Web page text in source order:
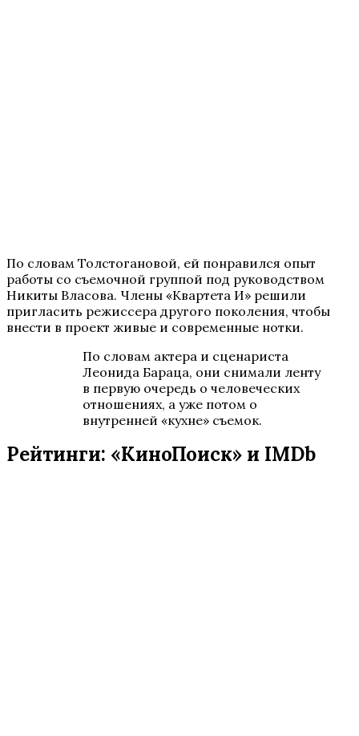
По словам Толстогановой, ей понравился опыт
работы со съемочной группой под руководством
Никиты Власова. Члены «Квартета И» решили
пригласить режиссера другого поколения, чтобы
внести в проект живые и современные нотки.
По словам актера и сценариста
Леонида Бараца, они снимали ленту
в первую очередь о человеческих
отношениях, а уже потом о
внутренней «кухне» съемок.
Рейтинги: «КиноПоиск» и IMDb